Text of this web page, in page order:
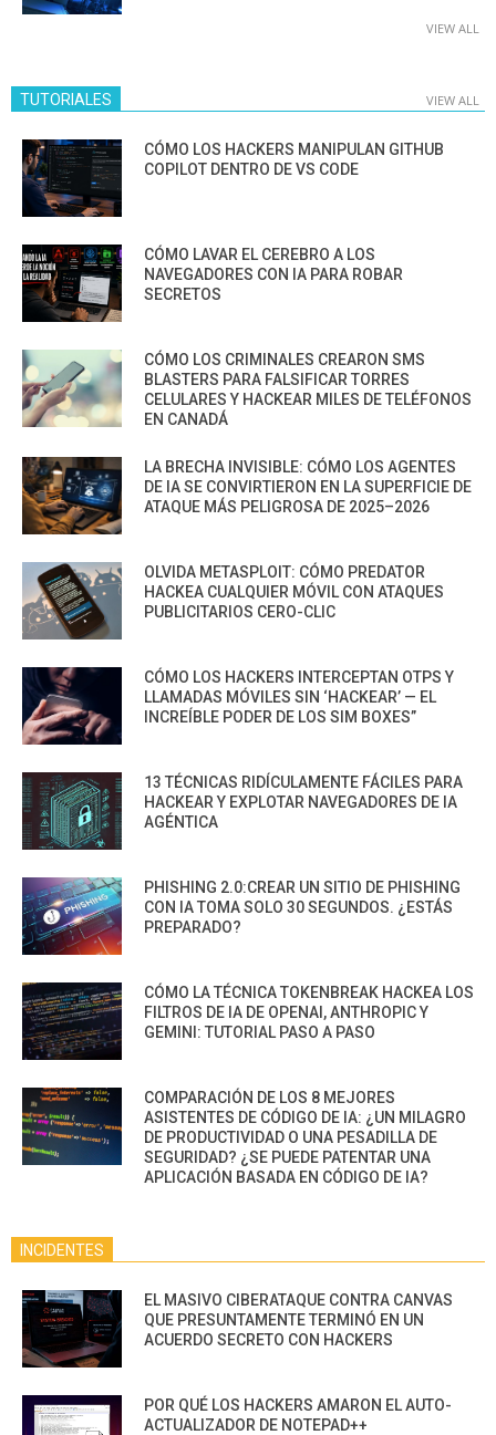
VIEW ALL
TUTORIALES VIEW ALL
CÓMO LOS HACKERS MANIPULAN GITHUB
COPILOT DENTRO DE VS CODE
CÓMO LAVAR EL CEREBRO A LOS
NAVEGADORES CON IA PARA ROBAR
SECRETOS
CÓMO LOS CRIMINALES CREARON SMS
BLASTERS PARA FALSIFICAR TORRES
CELULARES Y HACKEAR MILES DE TELÉFONOS
EN CANADÁ
LA BRECHA INVISIBLE: CÓMO LOS AGENTES
DE IA SE CONVIRTIERON EN LA SUPERFICIE DE
ATAQUE MÁS PELIGROSA DE 2025–2026
OLVIDA METASPLOIT: CÓMO PREDATOR
HACKEA CUALQUIER MÓVIL CON ATAQUES
PUBLICITARIOS CERO-CLIC
CÓMO LOS HACKERS INTERCEPTAN OTPS Y
LLAMADAS MÓVILES SIN ‘HACKEAR’ — EL
INCREÍBLE PODER DE LOS SIM BOXES”
13 TÉCNICAS RIDÍCULAMENTE FÁCILES PARA
HACKEAR Y EXPLOTAR NAVEGADORES DE IA
AGÉNTICA
PHISHING 2.0:CREAR UN SITIO DE PHISHING
CON IA TOMA SOLO 30 SEGUNDOS. ¿ESTÁS
PREPARADO?
CÓMO LA TÉCNICA TOKENBREAK HACKEA LOS
FILTROS DE IA DE OPENAI, ANTHROPIC Y
GEMINI: TUTORIAL PASO A PASO
COMPARACIÓN DE LOS 8 MEJORES
ASISTENTES DE CÓDIGO DE IA: ¿UN MILAGRO
DE PRODUCTIVIDAD O UNA PESADILLA DE
SEGURIDAD? ¿SE PUEDE PATENTAR UNA
APLICACIÓN BASADA EN CÓDIGO DE IA?
INCIDENTES
EL MASIVO CIBERATAQUE CONTRA CANVAS
QUE PRESUNTAMENTE TERMINÓ EN UN
ACUERDO SECRETO CON HACKERS
POR QUÉ LOS HACKERS AMARON EL AUTO-
ACTUALIZADOR DE NOTEPAD++